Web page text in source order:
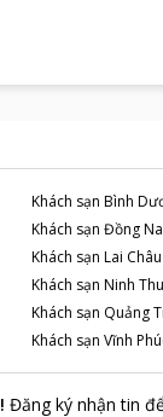
Khách sạn Bình
Khách sạn Đồng
Khách sạn Lai Châu
Khách sạn Ninh
Khách sạn Quảng
Khách sạn Vĩnh
! Đăng ký nhận tin